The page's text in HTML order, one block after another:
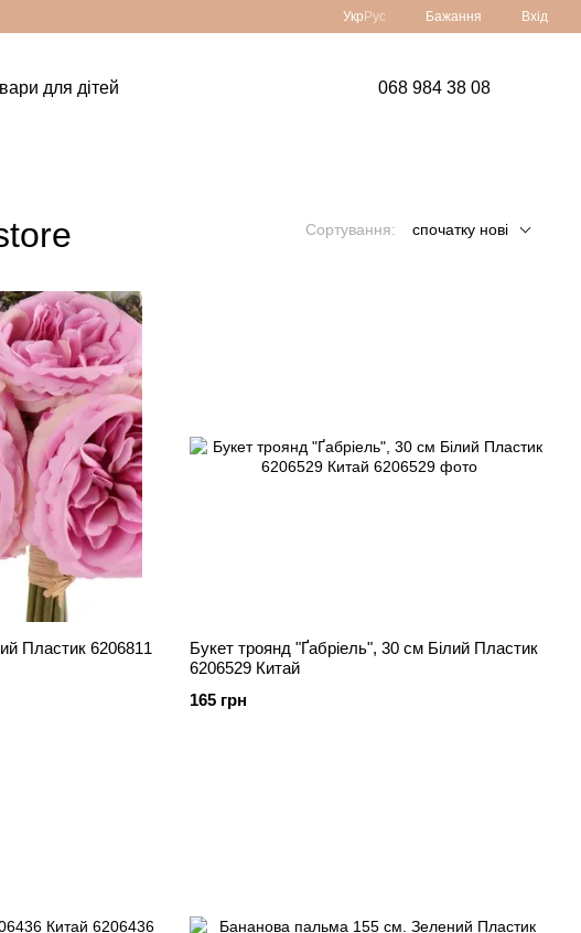
Укр Рус Бажання Вхід
для дітей 068 984 38 08
Сортування: спочатку нові
Букет троянд "Ґабріель", 30 см Білий Пластик
6206529 Китай
165 грн